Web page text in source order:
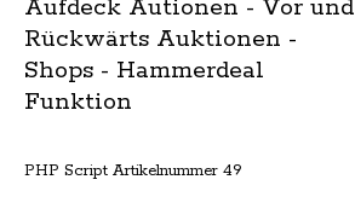
Aufdeck Autionen - Vor und
Rückwärts Auktionen -
Shops - Hammerdeal
Funktion
PHP Script Artikelnummer 49